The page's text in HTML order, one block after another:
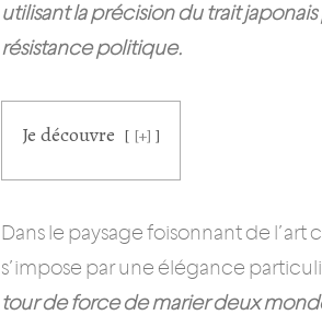
utilisant la précision du trait
résistance politique.
Je découvre [+]
Dans le paysage foisonnant de
s’impose par une élégance
tour de force de marier deux